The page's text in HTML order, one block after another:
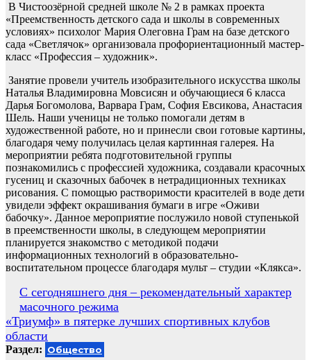
В Чистоозёрной средней школе № 2 в рамках проекта
«Преемственность детского сада и школы в современных
условиях» психолог Мария Олеговна Грам на базе детского
сада «Светлячок» организовала профориентационный мастер-
класс «Профессия – художник».
Занятие провели учитель изобразительного искусства школы
Наталья Владимировна Мовсисян и обучающиеся 6 класса
Дарья Богомолова, Варвара Грам, София Евсикова, Анастасия
Шель. Наши ученицы не только помогали детям в
художественной работе, но и принесли свои готовые картины,
благодаря чему получилась целая картинная галерея. На
мероприятии ребята подготовительной группы
познакомились с профессией художника, создавали красочных
гусениц и сказочных бабочек в нетрадиционных техниках
рисования. С помощью растворимости красителей в воде дети
увидели эффект окрашивания бумаги в игре «Оживи
бабочку». Данное мероприятие послужило новой ступенькой
в преемственности школы, в следующем мероприятии
планируется знакомство с методикой подачи
информационных технологий в образовательно-
воспитательном процессе благодаря мульт – студии «Клякса».
Навигация
по
записям
С сегодняшнего дня – рекомендательный характер
масочного режима
«Триумф» в пятерке лучших спортивных клубов
области
Раздел: Общество